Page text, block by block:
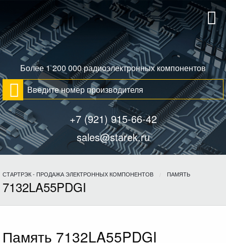
Более 1 200 000 радиоэлектронных компонентов
+7 (921) 915-66-42
sales@starek.ru
СТАРТРЭК - ПРОДАЖА ЭЛЕКТРОННЫХ КОМПОНЕНТОВ ПАМЯТЬ
7132LA55PDGI
Память 7132LA55PDGI